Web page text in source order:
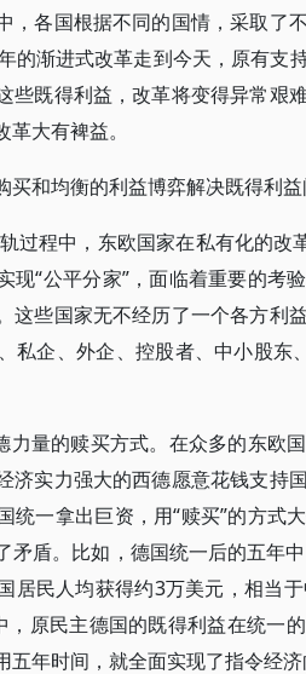
，各国根据不同的国情，采取了
的渐进式改革走到今天，原有支
些既得利益，改革将变得异常艰
大有裨益。
买和均衡的利益博弈解决既得利
过程中，东欧国家在私有化的改
现“公平分家”，面临着重要的考
这些国家无不经历了一个各方利
私企、外企、控股者、中小股
力量的赎买方式。在众多的东欧
济实力强大的西德愿意花钱支持
统一拿出巨资，用“赎买”的方式
矛盾。比如，德国统一后的五年
居民人均获得约3万美元，相当
，原民主德国的既得利益在统一
年时间，就全面实现了指令经济